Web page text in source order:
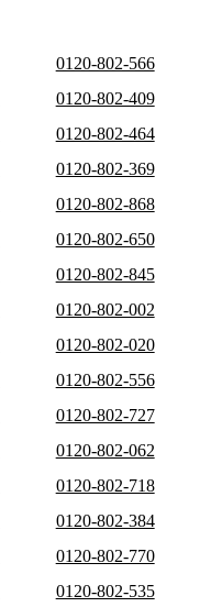
0120-802-566
0120-802-409
0120-802-464
0120-802-369
0120-802-868
0120-802-650
0120-802-845
0120-802-002
0120-802-020
0120-802-556
0120-802-727
0120-802-062
0120-802-718
0120-802-384
0120-802-770
0120-802-535